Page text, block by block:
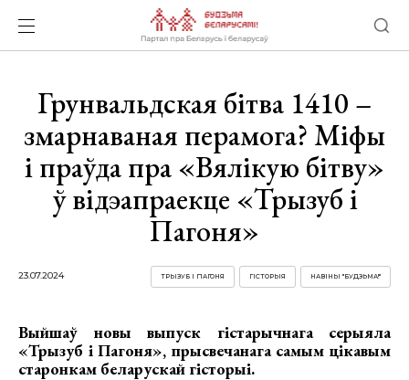
Грунвальдская бітва 1410 –
змарнаваная перамога? Міфы
і праўда пра «Вялікую бітву»
ў відэапраекце «Трызуб і
Пагоня»
23.07.2024 НАВІНЫ "БУДЗЬМА!"
ГІСТОРЫЯ
ТРЫЗУБ І ПАГОНЯ
Выйшаў новы выпуск гістарычнага серыяла
«Трызуб і Пагоня», прысвечанага самым цікавым
старонкам беларускай гісторыі.